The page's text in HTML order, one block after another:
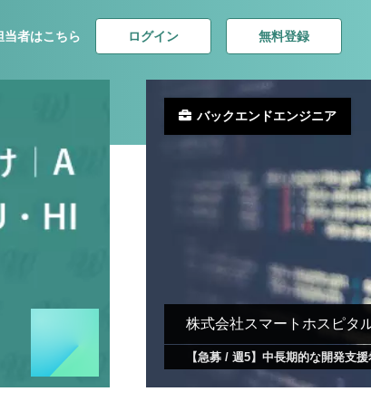
当者はこちら ログイン 無料登録
株式会社スマートホスピタ
【急募 / 週5】中長期的な開発支
バックエンドエンジニア